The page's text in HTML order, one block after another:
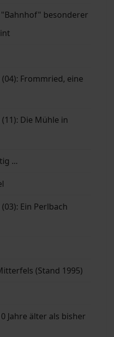
besonderer
Frommried, eine
Die Mühle in
...
Ein Perlbach
(Stand 1995)
Jahre älter als bisher